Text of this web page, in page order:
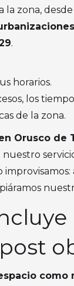
la zona, desde
.
horarios.
los
de la zona.
Orusco de
como